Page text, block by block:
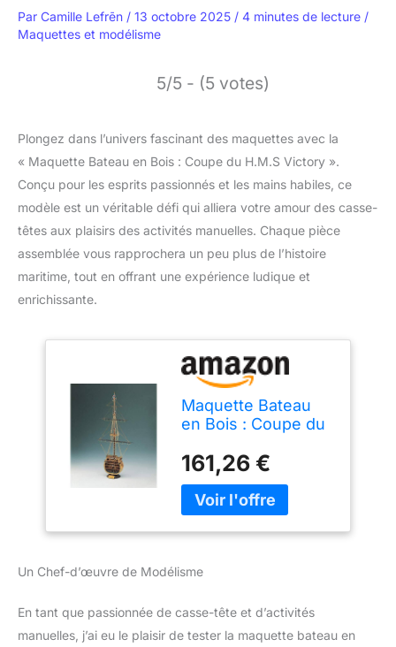
Par Camille Lefrēn / 13 octobre 2025 / 4 minutes de lecture /
Maquettes et modélisme
5/5 - (5 votes)
Plongez dans l’univers fascinant des maquettes avec la
« Maquette Bateau en Bois : Coupe du H.M.S Victory ».
Conçu pour les esprits passionnés et les mains habiles, ce
modèle est un véritable défi qui alliera votre amour des casse-
têtes aux plaisirs des activités manuelles. Chaque pièce
assemblée vous rapprochera un peu plus de l’histoire
maritime, tout en offrant une expérience ludique et
enrichissante.
Maquette Bateau
en Bois : Coupe du
161,26 €
Un Chef-d’œuvre de Modélisme
En tant que passionnée de casse-tête et d’activités
manuelles, j’ai eu le plaisir de tester la maquette bateau en